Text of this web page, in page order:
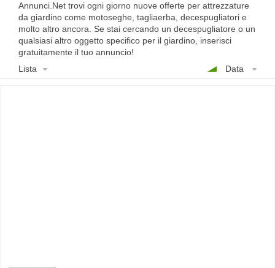
Annunci.Net trovi ogni giorno nuove offerte per attrezzature
da giardino come motoseghe, tagliaerba, decespugliatori e
molto altro ancora. Se stai cercando un decespugliatore o un
qualsiasi altro oggetto specifico per il giardino, inserisci
gratuitamente il tuo annuncio!
Lista
Data